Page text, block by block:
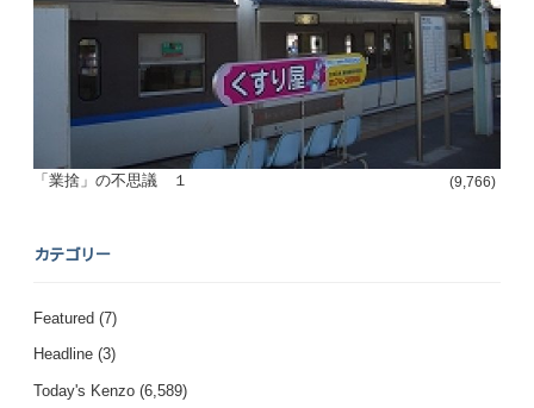
「業捨」の不思議 １ (9,766)
カテゴリー
Featured (7)
Headline (3)
Today's Kenzo (6,589)